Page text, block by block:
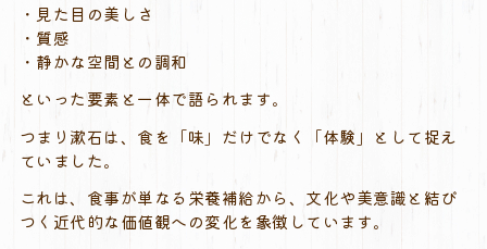
・見た目の美しさ
・質感
・静かな空間との調和
といった要素と一体で語られます。
つまり漱石は、食を「味」だけでなく「体験」として捉え
ていました。
これは、食事が単なる栄養補給から、文化や美意識と結び
つく近代的な価値観への変化を象徴しています。